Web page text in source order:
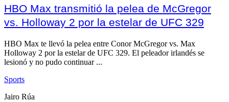
HBO Max transmitió la pelea de McGregor
vs. Holloway 2 por la estelar de UFC 329
HBO Max te llevó la pelea entre Conor McGregor vs. Max
Holloway 2 por la estelar de UFC 329. El peleador irlandés se
lesionó y no pudo continuar ...
Sports
Jairo Rúa